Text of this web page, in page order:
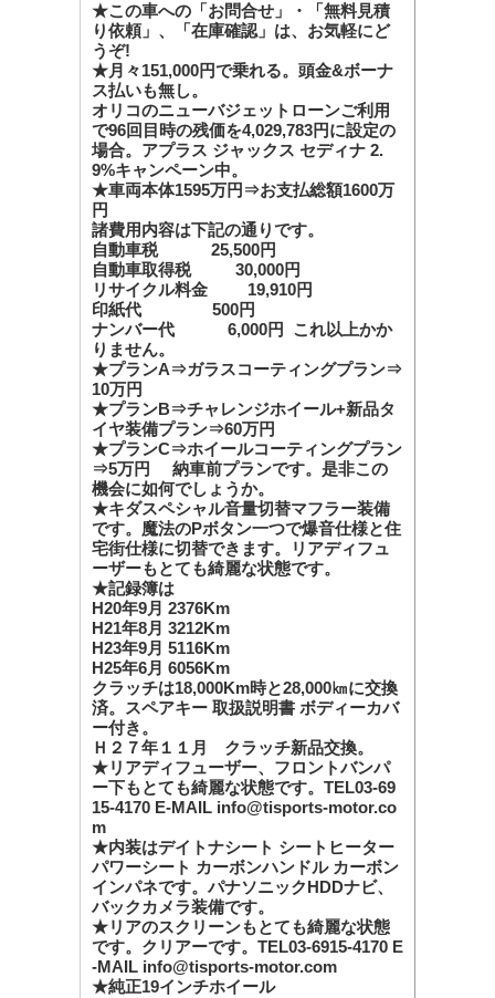
★この車への「お問合せ」・「無料見積
り依頼」、「在庫確認」は、お気軽にど
うぞ!
★月々151,000円で乗れる。頭金&ボーナ
ス払いも無し。
オリコのニューバジェットローンご利用
で96回目時の残価を4,029,783円に設定の
場合。アプラス ジャックス セディナ 2.
9%キャンペーン中。
★車両本体1595万円⇒お支払総額1600万
円
諸費用内容は下記の通りです。
自動車税 25,500円
自動車取得税 30,000円
リサイクル料金 19,910円
印紙代 500円
ナンバー代 6,000円 これ以上かか
りません。
★プランA⇒ガラスコーティングプラン⇒
10万円
★プランB⇒チャレンジホイール+新品タ
イヤ装備プラン⇒60万円
★プランC⇒ホイールコーティングプラン
⇒5万円 納車前プランです。是非この
機会に如何でしょうか。
★キダスペシャル音量切替マフラー装備
です。魔法のPボタン一つで爆音仕様と住
宅街仕様に切替できます。リアディフュ
ーザーもとても綺麗な状態です。
★記録簿は
H20年9月 2376Km
H21年8月 3212Km
H23年9月 5116Km
H25年6月 6056Km
クラッチは18,000Km時と28,000㎞に交換
済。スペアキー 取扱説明書 ボディーカバ
ー付き。
Ｈ２７年１１月 クラッチ新品交換。
★リアディフューザー、フロントバンパ
ー下もとても綺麗な状態です。TEL03-69
15-4170 E-MAIL info@tisports-motor.co
m
★内装はデイトナシート シートヒーター
パワーシート カーボンハンドル カーボン
インパネです。パナソニックHDDナビ、
バックカメラ装備です。
★リアのスクリーンもとても綺麗な状態
です。クリアーです。TEL03-6915-4170 E
-MAIL info@tisports-motor.com
★純正19インチホイール